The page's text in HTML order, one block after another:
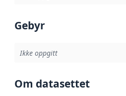
Gebyr
Ikke oppgitt
Om datasettet